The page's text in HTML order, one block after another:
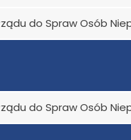
do Spraw Osób
do Spraw Osób